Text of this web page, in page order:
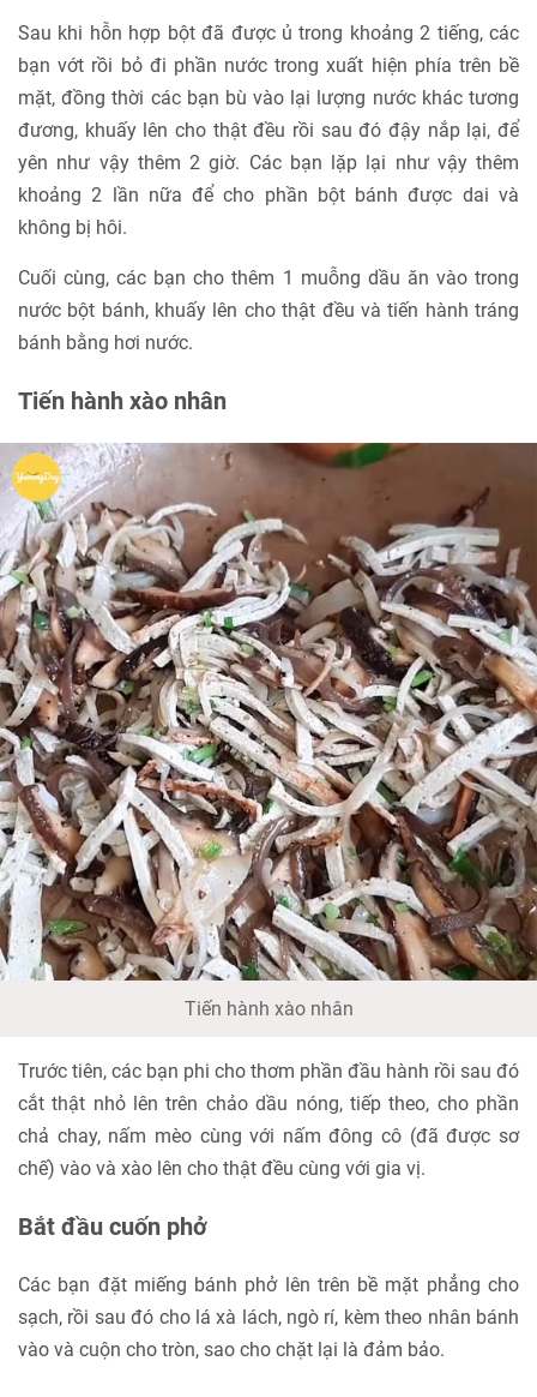
Sau khi hỗn hợp bột đã được ủ trong khoảng 2 tiếng, các
bạn vớt rồi bỏ đi phần nước trong xuất hiện phía trên bề
mặt, đồng thời các bạn bù vào lại lượng nước khác tương
đương, khuấy lên cho thật đều rồi sau đó đậy nắp lại, để
yên như vậy thêm 2 giờ. Các bạn lặp lại như vậy thêm
khoảng 2 lần nữa để cho phần bột bánh được dai và
không bị hôi.
Cuối cùng, các bạn cho thêm 1 muỗng dầu ăn vào trong
nước bột bánh, khuấy lên cho thật đều và tiến hành tráng
bánh bằng hơi nước.
Tiến hành xào nhân
Tiến hành xào nhân
Trước tiên, các bạn phi cho thơm phần đầu hành rồi sau đó
cắt thật nhỏ lên trên chảo dầu nóng, tiếp theo, cho phần
chả chay, nấm mèo cùng với nấm đông cô (đã được sơ
chế) vào và xào lên cho thật đều cùng với gia vị.
Bắt đầu cuốn phở
Các bạn đặt miếng bánh phở lên trên bề mặt phẳng cho
sạch, rồi sau đó cho lá xà lách, ngò rí, kèm theo nhân bánh
vào và cuộn cho tròn, sao cho chặt lại là đảm bảo.